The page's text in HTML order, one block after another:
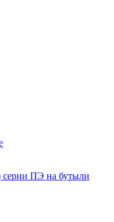
серии ПЭ на бутыли